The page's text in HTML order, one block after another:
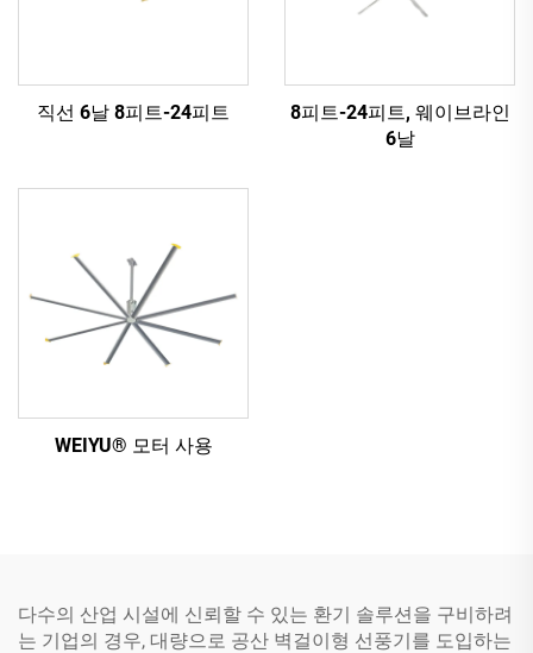
직선 6날 8피트-24피트
8피트-24피트, 웨이브라인
6날
WEIYU® 모터 사용
다수의 산업 시설에 신뢰할 수 있는 환기 솔루션을 구비하려
는 기업의 경우, 대량으로 공산 벽걸이형 선풍기를 도입하는